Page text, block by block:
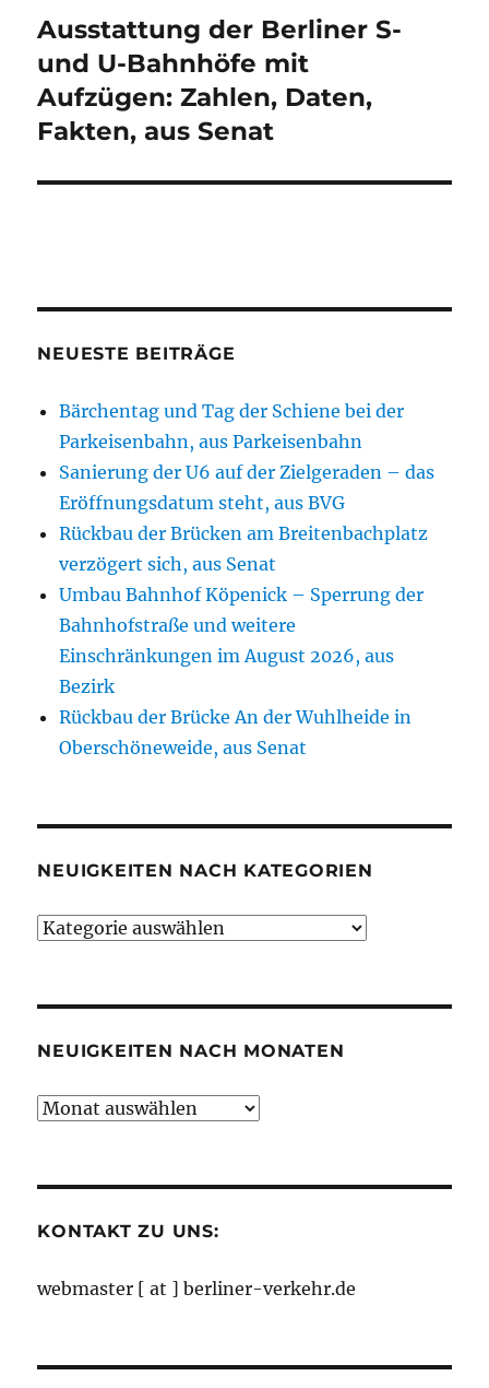
Nächster
Beitrag:
Ausstattung der Berliner S-
und U-Bahnhöfe mit
Aufzügen: Zahlen, Daten,
Fakten, aus Senat
NEUESTE BEITRÄGE
Bärchentag und Tag der Schiene bei der
Parkeisenbahn, aus Parkeisenbahn
Sanierung der U6 auf der Zielgeraden – das
Eröffnungsdatum steht, aus BVG
Rückbau der Brücken am Breitenbachplatz
verzögert sich, aus Senat
Umbau Bahnhof Köpenick – Sperrung der
Bahnhofstraße und weitere
Einschränkungen im August 2026, aus
Bezirk
Rückbau der Brücke An der Wuhlheide in
Oberschöneweide, aus Senat
NEUIGKEITEN NACH KATEGORIEN
Neuigkeiten
NEUIGKEITEN NACH MONATEN
Neuigkeiten
KONTAKT ZU UNS:
webmaster [ at ] berliner-verkehr.de